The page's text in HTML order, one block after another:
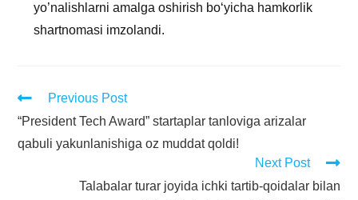
yo’nalishlarni amalga oshirish bo‘yicha hamkorlik
shartnomasi imzolandi.
Previous Post
“President Tech Award” startaplar tanloviga arizalar
qabuli yakunlanishiga oz muddat qoldi!
Next Post
Talabalar turar joyida ichki tartib-qoidalar bilan